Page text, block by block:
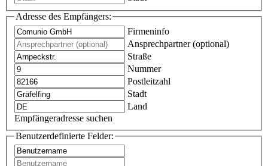
Adresse des Empfängers:
Firmeninfo
Ansprechpartner (optional)
Straße
Nummer
Postleitzahl
Stadt
Land
Empfängeradresse suchen
Benutzerdefinierte Felder: